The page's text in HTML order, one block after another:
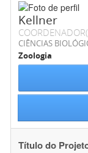
Kellner
CIÊNCIAS
Zoologia
Título do